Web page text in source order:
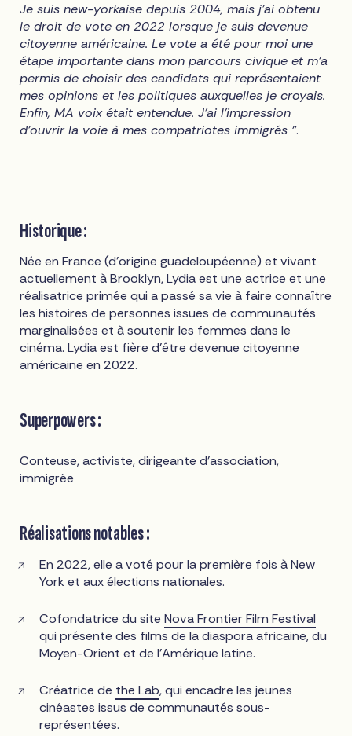
Je suis new-yorkaise depuis 2004, mais j'ai obtenu
le droit de vote en 2022 lorsque je suis devenue
citoyenne américaine. Le vote a été pour moi une
étape importante dans mon parcours civique et m'a
permis de choisir des candidats qui représentaient
mes opinions et les politiques auxquelles je croyais.
Enfin, MA voix était entendue. J'ai l'impression
d'ouvrir la voie à mes compatriotes immigrés ".
Historique :
Née en France (d'origine guadeloupéenne) et vivant
actuellement à Brooklyn, Lydia est une actrice et une
réalisatrice primée qui a passé sa vie à faire connaître
les histoires de personnes issues de communautés
marginalisées et à soutenir les femmes dans le
cinéma. Lydia est fière d'être devenue citoyenne
américaine en 2022.
Superpowers :
Conteuse, activiste, dirigeante d'association,
immigrée
Réalisations notables :
En 2022, elle a voté pour la première fois à New
York et aux élections nationales.
Cofondatrice du siteNova Frontier Film Festival
qui présente des films de la diaspora africaine, du
Moyen-Orient et de l'Amérique latine.
Créatrice de the Lab, qui encadre les jeunes
cinéastes issus de communautés sous-
représentées.